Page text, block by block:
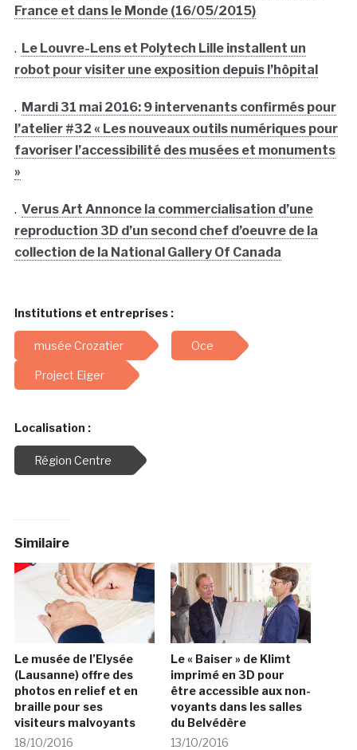
France et dans le Monde (16/05/2015)
. Le Louvre-Lens et Polytech Lille installent un
robot pour visiter une exposition depuis l’hôpital
. Mardi 31 mai 2016: 9 intervenants confirmés pour
l’atelier #32 « Les nouveaux outils numériques pour
favoriser l’accessibilité des musées et monuments
»
. Verus Art Annonce la commercialisation d’une
reproduction 3D d’un second chef d’oeuvre de la
collection de la National Gallery Of Canada
Institutions et entreprises :
musée Crozatier Oce
Project Eiger
Localisation :
Région Centre
Similaire
Le musée de l’Elysée
(Lausanne) offre des
photos en relief et en
braille pour ses
visiteurs malvoyants
18/10/2016
Le « Baiser » de Klimt
imprimé en 3D pour
être accessible aux non-
voyants dans les salles
du Belvédère
13/10/2016